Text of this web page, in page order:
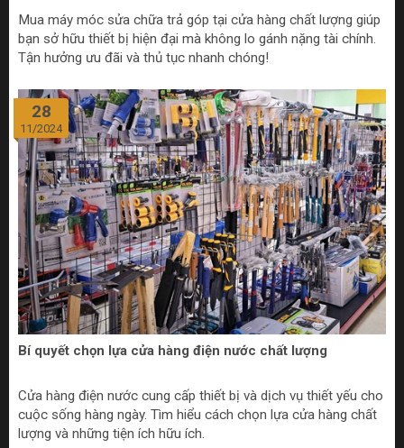
Mua máy móc sửa chữa trả góp tại cửa hàng chất lượng giúp
bạn sở hữu thiết bị hiện đại mà không lo gánh nặng tài chính.
Tận hưởng ưu đãi và thủ tục nhanh chóng!
28
11/2024
Bí quyết chọn lựa cửa hàng điện nước chất lượng
Cửa hàng điện nước cung cấp thiết bị và dịch vụ thiết yếu cho
cuộc sống hàng ngày. Tìm hiểu cách chọn lựa cửa hàng chất
lượng và những tiện ích hữu ích.